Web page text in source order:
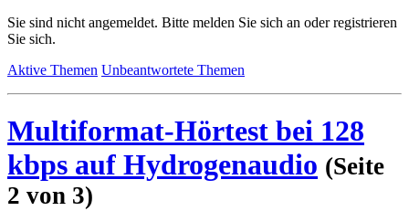
Sie sind nicht angemeldet. Bitte melden Sie sich an oder registrieren
Sie sich.
Aktive Themen Unbeantwortete Themen
Multiformat-Hörtest bei 128
kbps auf Hydrogenaudio (Seite
2 von 3)